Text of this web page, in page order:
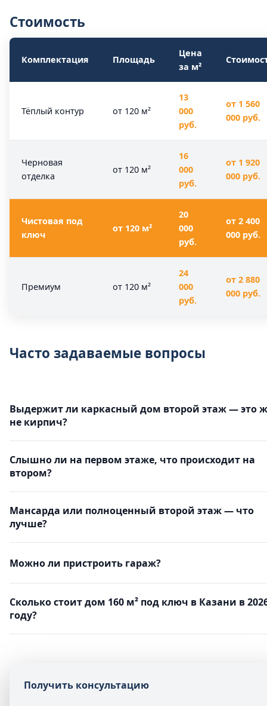
Стоимость
Комплектация Площадь
Цена
за м²
Тёплый контур от 120 м²
13
000
руб.
от 1 560
000 руб.
Черновая
отделка
от 120 м²
16
000
руб.
от 1 920
000 руб.
Чистовая под
ключ
от 120 м²
20
000
руб.
от 2 400
000 руб.
Премиум от 120 м²
24
000
руб.
от 2 880
000 руб.
Часто задаваемые вопросы
Выдержит ли каркасный дом второй этаж — это
не кирпич?
Слышно ли на первом этаже, что происходит на
втором?
Мансарда или полноценный второй этаж — что
лучше?
Можно ли пристроить гараж?
Сколько стоит дом 160 м² под ключ в Казани в
году?
Получить консультацию